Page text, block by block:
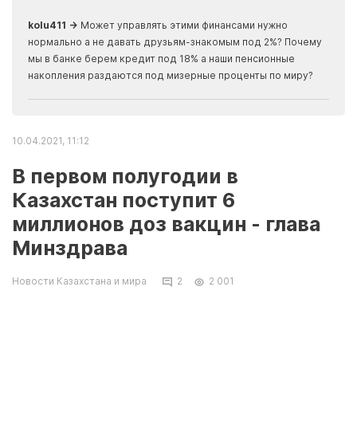
kolu411 → Может управлять этими финансами нужно
нормально а не давать друзьям-знакомым под 2%? Почему
мы в банке берем кредит под 18% а наши пенсионные
накопления раздаются под мизерные проценты по миру?
10.04.2021, 11:12
В первом полугодии в
Казахстан поступит 6
миллионов доз вакцин - глава
Минздрава
Новости Казахстана и мира 2 2 001